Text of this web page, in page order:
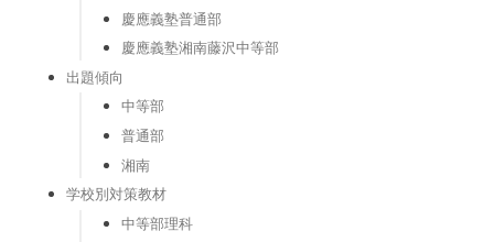
慶應義塾普通部
慶應義塾湘南藤沢中等部
出題傾向
中等部
普通部
湘南
学校別対策教材
中等部理科